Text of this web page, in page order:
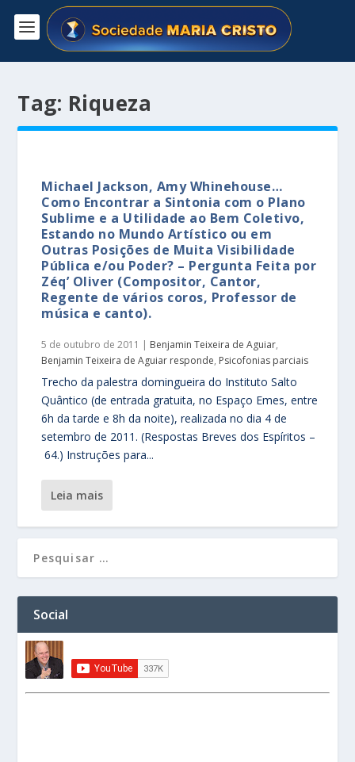
Tag: Riqueza
Michael Jackson, Amy Whinehouse…
Como Encontrar a Sintonia com o Plano
Sublime e a Utilidade ao Bem Coletivo,
Estando no Mundo Artístico ou em
Outras Posições de Muita Visibilidade
Pública e/ou Poder? – Pergunta Feita por
Zéq’ Oliver (Compositor, Cantor,
Regente de vários coros, Professor de
música e canto).
5 de outubro de 2011 | Benjamin Teixeira de Aguiar,
Benjamin Teixeira de Aguiar responde, Psicofonias parciais
Trecho da palestra domingueira do Instituto Salto
Quântico (de entrada gratuita, no Espaço Emes, entre
6h da tarde e 8h da noite), realizada no dia 4 de
setembro de 2011. (Respostas Breves dos Espíritos –
64.) Instruções para...
leia mais
Social